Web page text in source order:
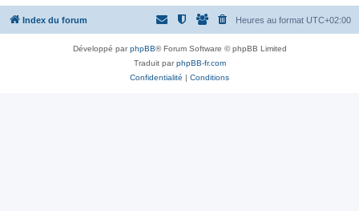
Index du forum Heures au format UTC+02:00
Développé parphpBB® Forum Software © phpBB Limited
Traduit parphpBB-fr.com
Confidentialité | Conditions